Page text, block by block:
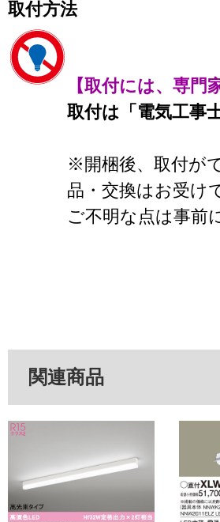
取付方法
【取付には、専
取付は「電気工事
※開梱後、取付が
品・交換はお受け
ご不明な点は事前
関連商品